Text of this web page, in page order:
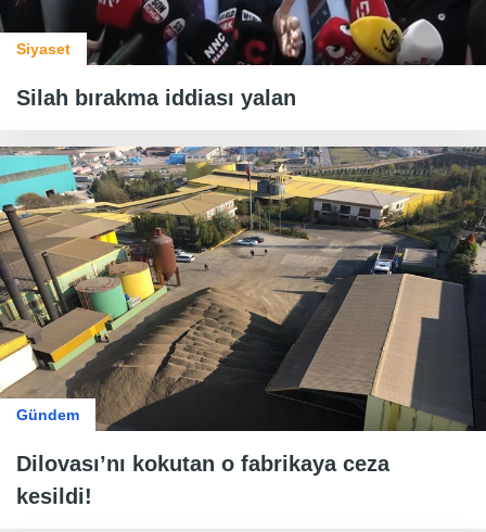
Siyaset
Silah bırakma iddiası yalan
Gündem
Dilovası’nı kokutan o fabrikaya ceza
kesildi!